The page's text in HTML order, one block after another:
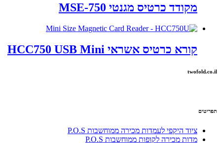
מקודד כרטיס מגנטי MSE-750
קורא כרטיס אשראי HCC750 USB Mini
twofold.co.il
תפריטים
ציוד היקפי לעמדות מכירה ממוחשבות P.O.S
מדות מכירה לקופות ממוחשבות P.O.S